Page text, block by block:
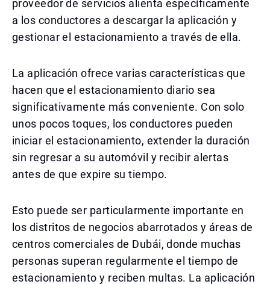
proveedor de servicios alienta específicamente
a los conductores a descargar la aplicación y
gestionar el estacionamiento a través de ella.
La aplicación ofrece varias características que
hacen que el estacionamiento diario sea
significativamente más conveniente. Con solo
unos pocos toques, los conductores pueden
iniciar el estacionamiento, extender la duración
sin regresar a su automóvil y recibir alertas
antes de que expire su tiempo.
Esto puede ser particularmente importante en
los distritos de negocios abarrotados y áreas de
centros comerciales de Dubái, donde muchas
personas superan regularmente el tiempo de
estacionamiento y reciben multas. La aplicación